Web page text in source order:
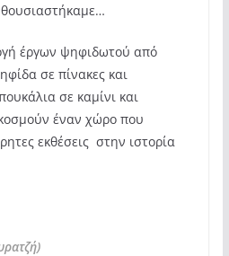
έργων ψηφιδωτού από
σε πίνακες και
σε καμίνι και
έναν χώρο που
εκθέσεις στην ιστορία